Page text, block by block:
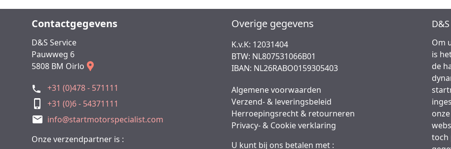
Contactgegevens
D&S Service
Pauwweg 6
5808 BM Oirlo
+31 (0)478 - 571111
+31 (0)6 - 54371111
info@startmotorspecialist.com
Onze verzendpartner is :
Overige gegevens
K.v.K: 12031404
BTW: NL807531066B01
IBAN: NL26RABO0159305403
Algemene voorwaarden
Verzend- & leveringsbeleid
Herroepingsrecht & retourneren
Privacy- & Cookie verklaring
U kunt bij ons betalen met :
Om
is
de
toch